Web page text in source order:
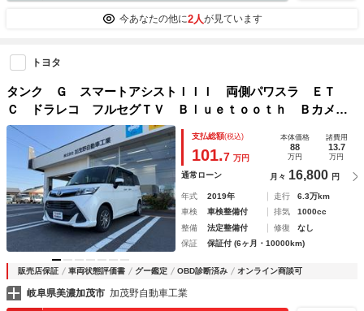
今あなたの他に2人が見ています
トヨタ
タンク Ｇ スマートアシストＩＩＩ 両側パワスラ ＥＴ
Ｃ ドラレコ フルセグＴＶ Ｂｌｕｅｔｏｏｔｈ Ｂカメ
ラ 禁煙
支払総額(税込)
101.7 万円
本体価格
88
万円
諸費用
13.7
万円
通常ローン 月々 16,800 円
年式 2019年 走行
6.3万km
車検
車検整備付 排気
1000cc
整備
法定整備付 修復
なし
保証
保証付 (6ヶ月・10000km)
販売店保証 車両状態評価書 グー鑑定 OBD診断済み オンライン商談可
岐阜県美濃加茂市 加茂野自動車工業